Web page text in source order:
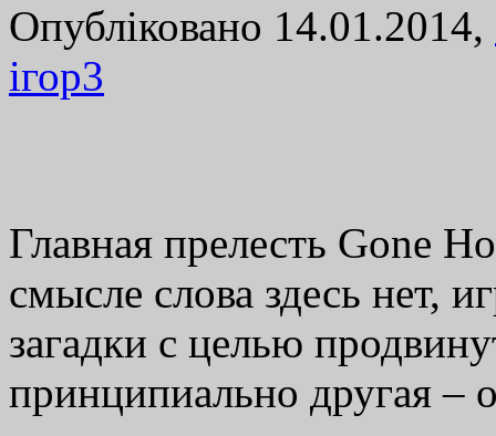
Опубліковано 14.01.2014,
ігор3
Главная прелесть Gone
смысле слова здесь нет,
загадки с целью
принципиально другая –